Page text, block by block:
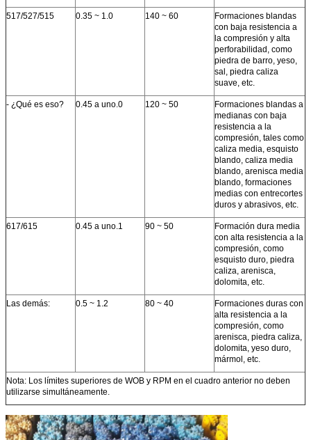
517/527/515 0.35 ~ 1.0 140 ~ 60
Formaciones blandas
con baja resistencia a
la compresión y alta
perforabilidad, como
piedra de barro, yeso,
sal, piedra caliza
suave, etc.
- ¿Qué es eso? 0.45 a uno.0 120 ~ 50
Formaciones blandas a
medianas con baja
resistencia a la
compresión, tales como
caliza media, esquisto
blando, caliza media
blando, arenisca media
blando, formaciones
medias con entrecortes
duros y abrasivos, etc.
617/615 0.45 a uno.1 90 ~ 50
Formación dura media
con alta resistencia a la
compresión, como
esquisto duro, piedra
caliza, arenisca,
dolomita, etc.
Las demás: 0.5 ~ 1.2 80 ~ 40
Formaciones duras con
alta resistencia a la
compresión, como
arenisca, piedra caliza,
dolomita, yeso duro,
mármol, etc.
Nota: Los límites superiores de WOB y RPM en el cuadro anterior no deben
utilizarse simultáneamente.